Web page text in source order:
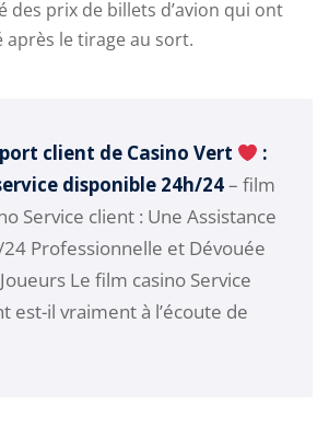
des prix de billets d’avion qui ont
le tirage au sort.
client de Casino Vert
:
disponible 24h/24– film
Service client : Une Assistance
Professionnelle et Dévouée
Le film casino Service
est-il vraiment à l’écoute de